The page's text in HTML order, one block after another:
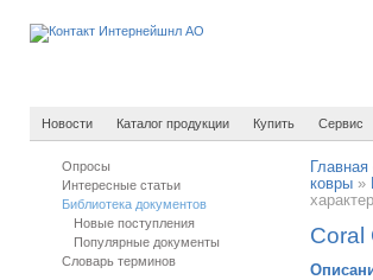
Новости Каталог продукции Купить Сервис
Опросы
Интересные статьи
Библиотека документов
Новые поступления
Популярные документы
Словарь терминов
ковры »
Coral